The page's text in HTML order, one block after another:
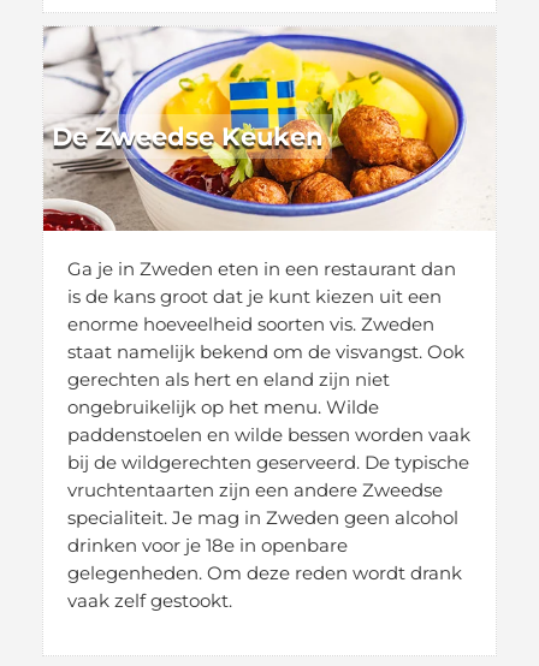
De Zweedse Keuken
Ga je in Zweden eten in een restaurant dan
is de kans groot dat je kunt kiezen uit een
enorme hoeveelheid soorten vis. Zweden
staat namelijk bekend om de visvangst. Ook
gerechten als hert en eland zijn niet
ongebruikelijk op het menu. Wilde
paddenstoelen en wilde bessen worden vaak
bij de wildgerechten geserveerd. De typische
vruchtentaarten zijn een andere Zweedse
specialiteit. Je mag in Zweden geen alcohol
drinken voor je 18e in openbare
gelegenheden. Om deze reden wordt drank
vaak zelf gestookt.